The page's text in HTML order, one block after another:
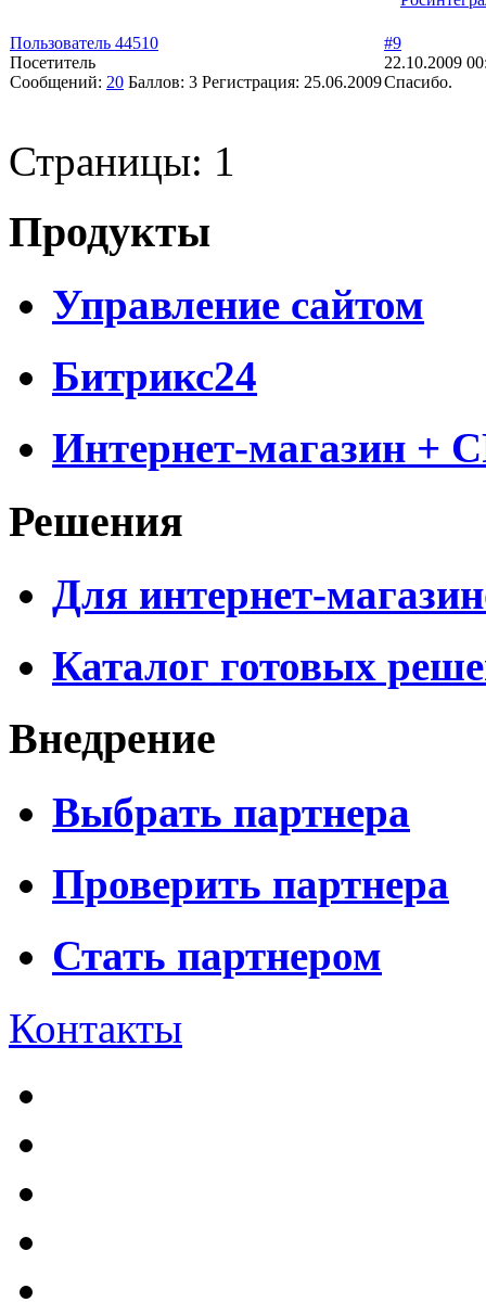
Пользователь 44510
Посетитель
Сообщений: 20 Баллов: 3 Регистрация: 25.06.2009
#9
22.10.2009
Спасибо.
Страницы: 1
Продукты
Управление сайтом
Битрикс24
Интернет-магазин +
Решения
Для интернет-
Каталог готовых
Внедрение
Выбрать партнера
Проверить партнера
Стать партнером
Контакты